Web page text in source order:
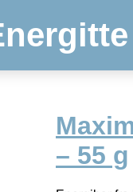
– 55 g